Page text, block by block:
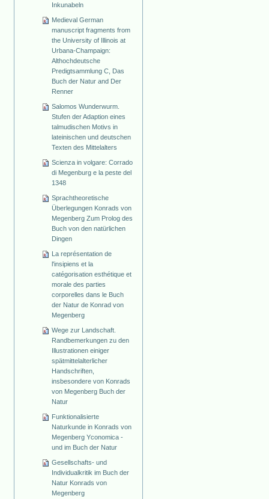
Inkunabeln
Medieval German
manuscript fragments from
the University of Illinois at
Urbana-Champaign:
Althochdeutsche
Predigtsammlung C, Das
Buch der Natur and Der
Renner
Salomos Wunderwurm.
Stufen der Adaption eines
talmudischen Motivs in
lateinischen und deutschen
Texten des Mittelalters
Scienza in volgare: Corrado
di Megenburg e la peste del
1348
Sprachtheoretische
Überlegungen Konrads von
Megenberg Zum Prolog des
Buch von den natürlichen
Dingen
La représentation de
l'insipiens et la
catégorisation esthétique et
morale des parties
corporelles dans le Buch
der Natur de Konrad von
Megenberg
Wege zur Landschaft.
Randbemerkungen zu den
Illustrationen einiger
spätmittelalterlicher
Handschriften,
insbesondere von Konrads
von Megenberg Buch der
Natur
Funktionalisierte
Naturkunde in Konrads von
Megenberg Yconomica -
und im Buch der Natur
Gesellschafts- und
Individualkritik im Buch der
Natur Konrads von
Megenberg